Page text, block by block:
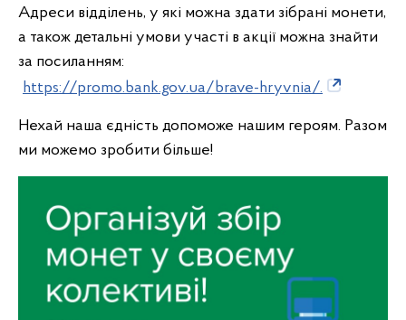
Адреси відділень, у які можна здати зібрані монети,
а також детальні умови участі в акції можна знайти
за посиланням:
https://promo.bank.gov.ua/brave-hryvnia/.
Нехай наша єдність допоможе нашим героям. Разом
ми можемо зробити більше!